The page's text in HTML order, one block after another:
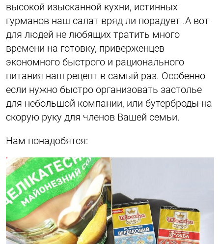
высокой изысканной кухни, истинных
гурманов наш салат вряд ли порадует .А вот
для людей не любящих тратить много
времени на готовку, приверженцев
экономного быстрого и рационального
питания наш рецепт в самый раз. Особенно
если нужно быстро организовать застолье
для небольшой компании, или бутерброды на
скорую руку для членов Вашей семьи.
Нам понадобятся: